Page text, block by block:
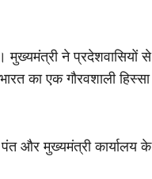
मुख्यमंत्री ने प्रदेशवासियों से
का एक गौरवशाली हिस्सा
पंत और मुख्यमंत्री कार्यालय के